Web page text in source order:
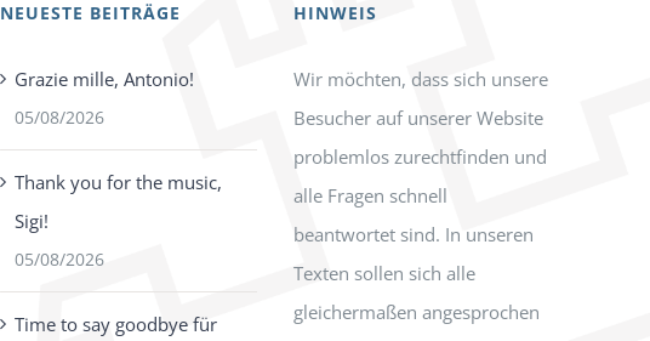
NEUESTE BEITRÄGE
Grazie mille, Antonio!
05/08/2026
Thank you for the music,
Sigi!
05/08/2026
Time to say goodbye für
HINWEIS
Wir möchten, dass sich unsere
Besucher auf unserer Website
problemlos zurechtfinden und
alle Fragen schnell
beantwortet sind. In unseren
Texten sollen sich alle
gleichermaßen angesprochen